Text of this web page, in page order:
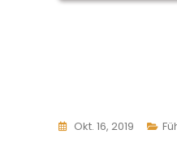
Okt. 16, 2019